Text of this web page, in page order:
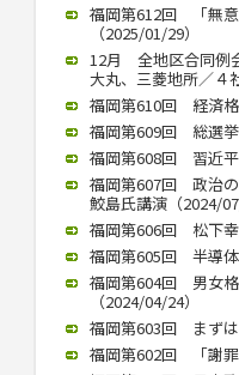
福岡第612回 「無
（2025/01/29）
12月 全地区合同例
大丸、三菱地所／４
福岡第610回 経済格
福岡第609回 総選挙
福岡第608回 習近平
福岡第607回 政治
鮫島氏講演（2024/
福岡第606回 松下幸
福岡第605回 半導
福岡第604回 男女格
（2024/04/24）
福岡第603回 まずは
福岡第602回 「謝罪